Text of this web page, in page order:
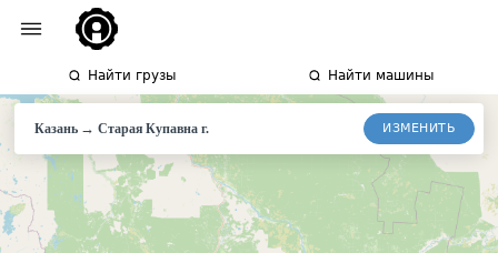
Найти грузы Найти машины
Казань→СтараяКупавна г. ИЗМЕНИТЬ